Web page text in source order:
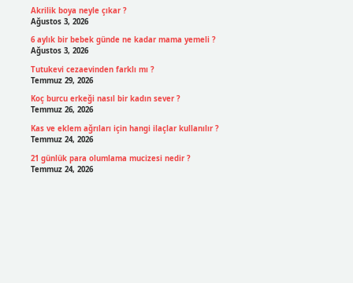
Akrilik boya neyle çıkar ?
Ağustos 3, 2026
6 aylık bir bebek günde ne kadar mama yemeli ?
Ağustos 3, 2026
Tutukevi cezaevinden farklı mı ?
Temmuz 29, 2026
Koç burcu erkeği nasıl bir kadın sever ?
Temmuz 26, 2026
Kas ve eklem ağrıları için hangi ilaçlar kullanılır ?
Temmuz 24, 2026
21 günlük para olumlama mucizesi nedir ?
Temmuz 24, 2026